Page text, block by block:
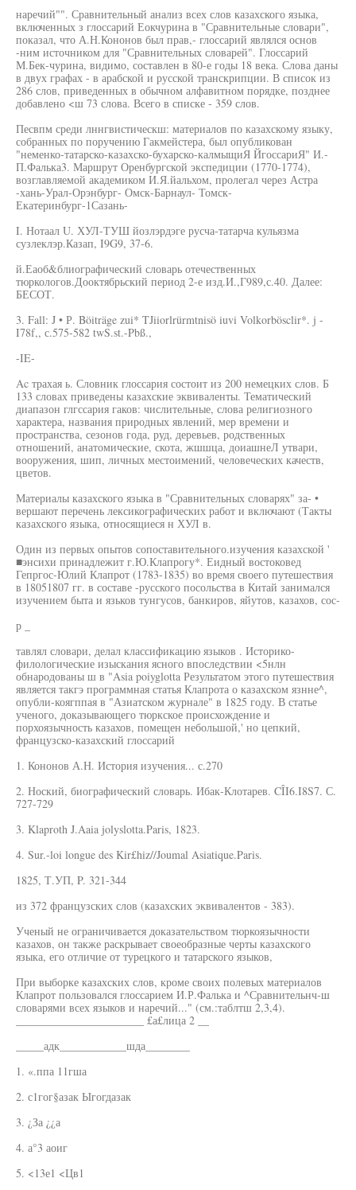
наречий"". Сравнительный анализ всех слов казахского языка,
включенных з глоссарий Еокчурина в "Сравнительные словари",
показал, что А.Н.Кононов был прав,- глоссарий являлся основ
-ним источником для "Сравнительных словарей". Глоссарий
М.Бек-чурина, видимо, составлен в 80-е годы 18 века. Слова даны
в двух графах - в арабской и русской транскрипции. В список из
286 слов, приведенных в обычном алфавитном порядке, позднее
добавлено <ш 73 слова. Всего в списке - 359 слов.
Песвпм среди лннгвистическш: материалов по казахскому языку,
собранных по поручению Гакмейстера, был опубликован
"неменко-татарско-казахско-бухарско-калмыщиЯ ЙгоссариЯ" И.-
П.Фалька3. Маршрут Оренбургской экспедиции (1770-1774),
возглавляемой академиком И.Я.йальхом, пролегал через Астра
-хань-Урал-Орэнбург- Омск-Барнаул- Томск-
Екатеринбург-1Сазань-
I. Нотаал U. ХУЛ-ТУШ йозлэрдэге русча-татарча кульязма
сузлеклэр.Казап, I9G9, 37-6.
й.Еаоб&блиографический словарь отечественных
тюркологов.Дооктябрьский период 2-е изд.И.,Г989,с.40. Далее:
БЕСОТ.
3. Fall: J • Р. Böiträge zui* TJiiorlrürmtnisö iuvi Volkorbösclir*. j -
I78f,, с.575-582 twS.st.-Pbß.,
-IE-
Ac трахая ь. Словник глоссария состоит из 200 немецких слов. Б
133 словах приведены казахские эквиваленты. Тематический
диапазон глгссария гаков: числительные, слова религиозного
характера, названия природных явлений, мер времени и
пространства, сезонов года, руд, деревьев, родственных
отношений, анатомические, скота, жшшца, доиашнеЛ утвари,
вооружения, шип, личных местоимений, человеческих качеств,
цветов.
Материалы казахского языка в "Сравнительных словарях" за- •
вершают перечень лексикографических работ и включают (Такты
казахского языка, относящиеся н ХУЛ в.
Один из первых опытов сопоставительного.изучения казахской '
■энсихи принадлежит г.Ю.Клапрогу*. Еидный востоковед
Гепргос-Юлий Клапрот (1783-1835) во время своего путешествия
в 18051807 гг. в составе -русского посольства в Китай занимался
изучением быта и язьков тунгусов, банкиров, яйутов, казахов, сос-
р _
тавлял словари, делал классификацию языков . Историко-
филологические изыскания ясного впоследствии <5нлн
обнародованы ш в "Asia poiyglotta Результатом этого путешествия
является такгэ программная статья Клапрота о казахском язнне^,
опубли-коягппая в "Азиатском журнале" в 1825 году. В статье
ученого, доказывающего тюркское происхождение и
порхоязычность казахов, помещен небольшой,' но цепкий,
французско-казахский глоссарий
1. Кононов А.Н. История изучения... с.270
2. Ноский, биографический словарь. Ибак-Клотарев. CÎI6.I8S7. С.
727-729
3. Klaproth J.Aaia jolyslotta.Paris, 1823.
4. Sur.-loi longue des Kir£hiz//Joumal Asiatique.Paris.
1825, Т.УП, P. 321-344
из 372 французских слов (казахских эквивалентов - 383).
Ученый не ограничивается доказательством тюркоязычности
казахов, он также раскрывает своеобразные черты казахского
языка, его отличие от турецкого и татарского языков,
При выборке казахских слов, кроме своих полевых материалов
Клапрот пользовался глоссарием И.Р.Фалька и ^Сравнительнч-ш
словарями всех языков и наречий..." (см.:таблтш 2,3,4).
_______________________ £а£лица 2 __
_____адк____________шда________
1. «.ппа 11гша
2. с1гог§азак Ыгогдазак
3. ¿За ¿¿а
4. а°3 аоиг
5. <13е1 <Цв1